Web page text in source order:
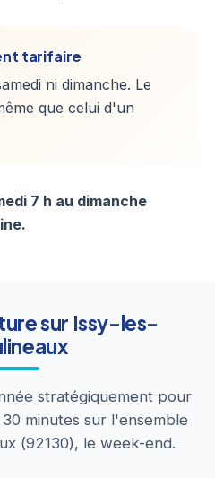
tarifaire
ni dimanche. Le
que celui d'un
7 h au dimanche
sur Issy-les-
stratégiquement pour
minutes sur l'ensemble
(92130), le week-end.